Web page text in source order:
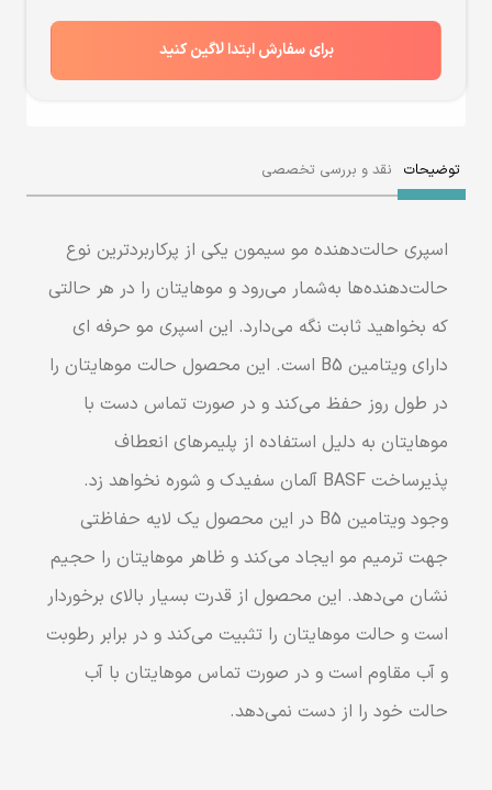
برای سفارش ابتدا لاگین کنید
توضیحات نقد و بررسی تخصصی
اسپری حالت‌دهنده مو سیمون یکی از پرکاربردترین نوع
حالت‌دهنده‌ها به‌شمار می‌رود و موهایتان را در هر حالتی
که بخواهید ثابت نگه می‌دارد. این اسپری مو حرفه ای
دارای ویتامین B5 است. این محصول حالت موهایتان را
در طول روز حفظ می‌کند و در صورت تماس دست با
موهایتان به دلیل استفاده از پلیمرهای انعطاف
پذیرساخت BASF آلمان سفیدک و شوره نخواهد زد.
وجود ویتامین B5 در این محصول یک لایه حفاظتی
جهت ترمیم مو ایجاد می‌کند و ظاهر موهایتان را حجیم
نشان می‌دهد. این محصول از قدرت بسیار بالای برخوردار
است و حالت موهایتان را تثبیت می‌کند و در برابر رطوبت
و آب مقاوم است و در صورت تماس موهایتان با آب
حالت خود را از دست نمی‌دهد.